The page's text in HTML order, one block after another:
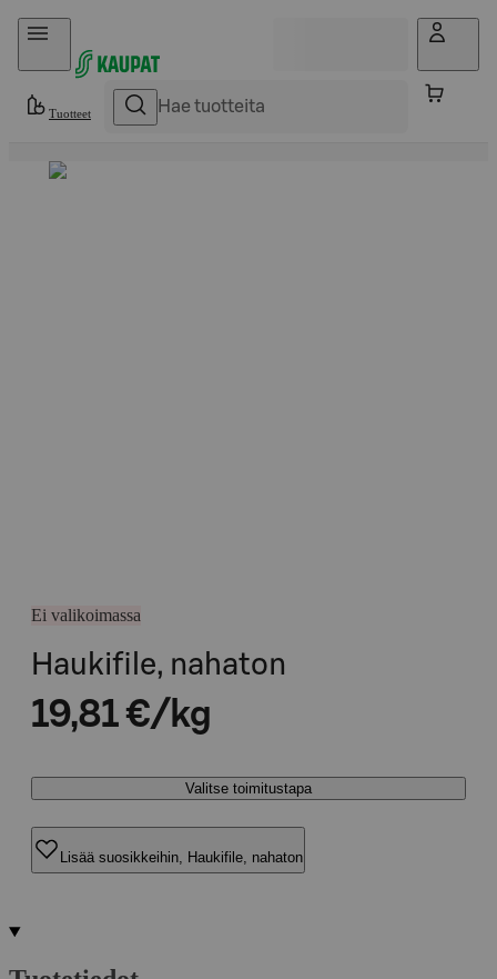
Hyppää sisältöön
Tuotteet
Ei valikoimassa
Haukifile, nahaton
19,81 €/kg
Valitse toimitustapa
Lisää suosikkeihin, Haukifile, nahaton